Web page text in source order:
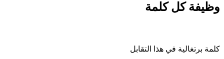
وظيفة كل كلمة
كلمة برتغالية في هذا التقابل